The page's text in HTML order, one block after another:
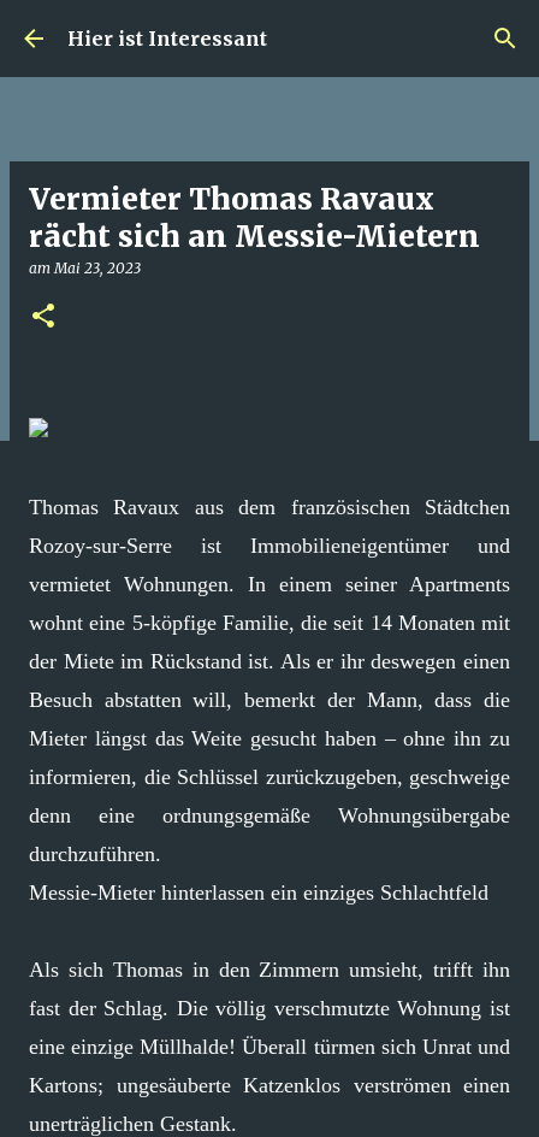
Direkt zum Hauptbereich
Hier ist Interessant
Vermieter Thomas Ravaux
rächt sich an Messie-Mietern
amMai 23, 2023
Thomas Ravaux aus dem französischen Städtchen
Rozoy-sur-Serre ist Immobilieneigentümer und
vermietet Wohnungen. In einem seiner Apartments
wohnt eine 5-köpfige Familie, die seit 14 Monaten mit
der Miete im Rückstand ist. Als er ihr deswegen einen
Besuch abstatten will, bemerkt der Mann, dass die
Mieter längst das Weite gesucht haben – ohne ihn zu
informieren, die Schlüssel zurückzugeben, geschweige
denn eine ordnungsgemäße Wohnungsübergabe
durchzuführen.
Messie-Mieter hinterlassen ein einziges Schlachtfeld
Als sich Thomas in den Zimmern umsieht, trifft ihn
fast der Schlag. Die völlig verschmutzte Wohnung ist
eine einzige Müllhalde! Überall türmen sich Unrat und
Kartons; ungesäuberte Katzenklos verströmen einen
unerträglichen Gestank.